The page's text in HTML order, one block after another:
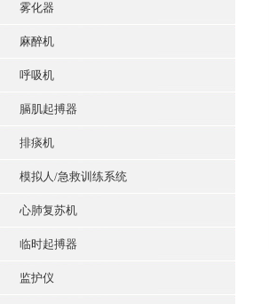
雾化器
麻醉机
呼吸机
膈肌起搏器
排痰机
模拟人/急救训练系统
心肺复苏机
临时起搏器
监护仪